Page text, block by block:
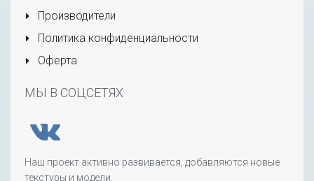
Производители
Политика конфиденциальности
Оферта
МЫ В СОЦСЕТЯХ
Наш проект активно развивается, добавляются новые
текстуры и модели.